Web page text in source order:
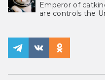
Emperor of
are controls the